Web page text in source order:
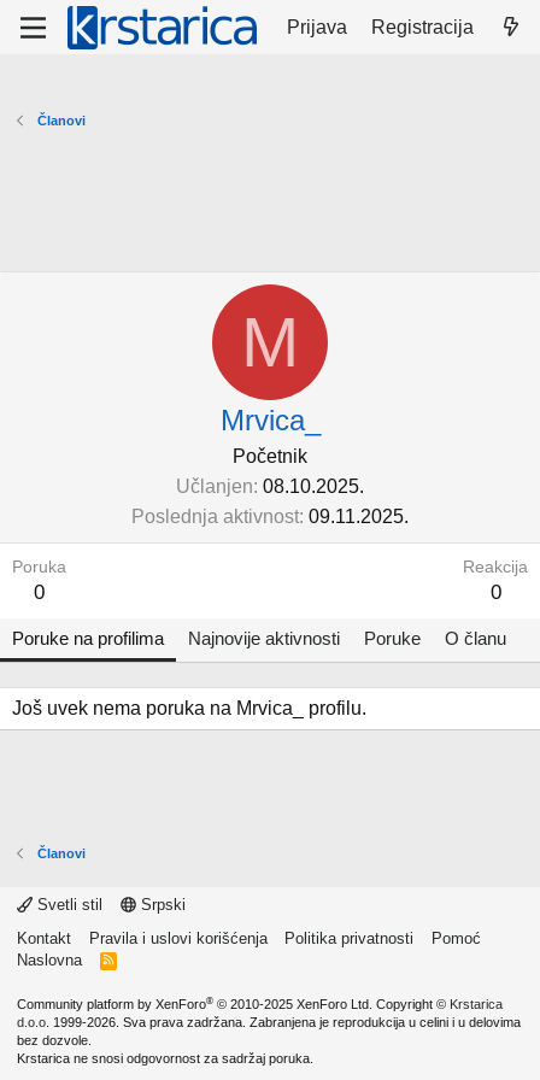
Prijava Registracija
Članovi
M
Mrvica_
Početnik
Učlanjen 08.10.2025.
Poslednja aktivnost 09.11.2025.
Poruka
0
Reakcija
0
Poruke na profilima Najnovije aktivnosti Poruke O članu
Još uvek nema poruka na Mrvica_ profilu.
Članovi
Svetli stil
Srpski
Kontakt
Pravila i uslovi korišćenja Politika privatnosti
Pomoć
Naslovna
R
Community platform by XenForo® © 2010-2025 XenForo Ltd. Copyright © Krstarica
d.o.o. 1999-2026. Sva prava zadržana. Zabranjena je reprodukcija u celini i u delovima
bez dozvole.
Krstarica ne snosi odgovornost za sadržaj poruka.